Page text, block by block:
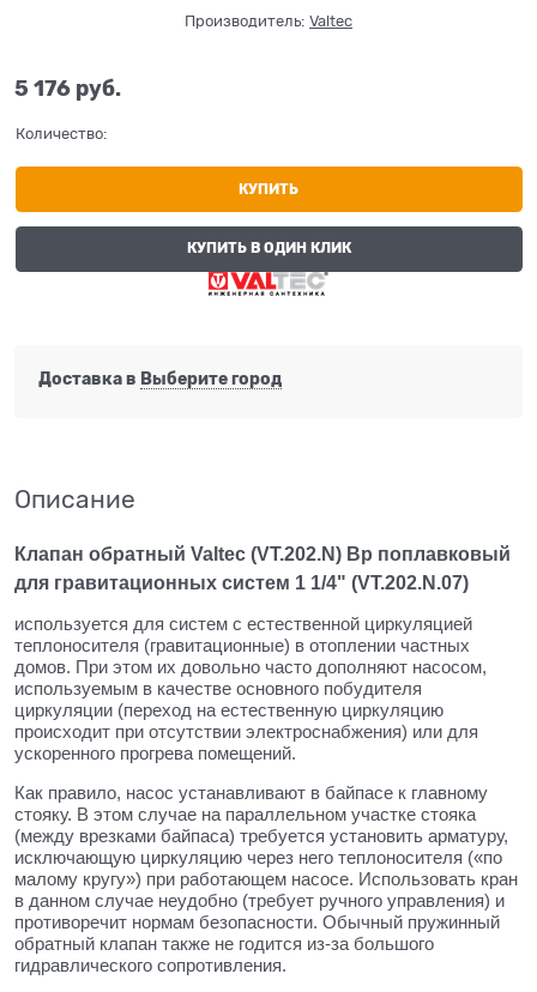
Производитель: Valtec
5 176 руб.
Количество:
КУПИТЬ
КУПИТЬ В ОДИН КЛИК
Доставка в Выберите город
Описание
Клапан обратный Valtec (VT.202.N) Вр поплавковый
для гравитационных систем 1 1/4" (VT.202.N.07)
используется для систем с естественной циркуляцией
теплоносителя (гравитационные) в отоплении частных
домов. При этом их довольно часто дополняют насосом,
используемым в качестве основного побудителя
циркуляции (переход на естественную циркуляцию
происходит при отсутствии электроснабжения) или для
ускоренного прогрева помещений.
Как правило, насос устанавливают в байпасе к главному
стояку. В этом случае на параллельном участке стояка
(между врезками байпаса) требуется установить арматуру,
исключающую циркуляцию через него теплоносителя («по
малому кругу») при работающем насосе. Использовать кран
в данном случае неудобно (требует ручного управления) и
противоречит нормам безопасности. Обычный пружинный
обратный клапан также не годится из-за большого
гидравлического сопротивления.